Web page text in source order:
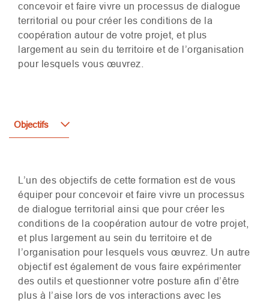
concevoir et faire vivre un processus de dialogue
territorial ou pour créer les conditions de la
coopération autour de votre projet, et plus
largement au sein du territoire et de l’organisation
pour lesquels vous œuvrez.
Objectifs
L’un des objectifs de cette formation est de vous
équiper pour concevoir et faire vivre un processus
de dialogue territorial ainsi que pour créer les
conditions de la coopération autour de votre projet,
et plus largement au sein du territoire et de
l’organisation pour lesquels vous œuvrez. Un autre
objectif est également de vous faire expérimenter
des outils et questionner votre posture afin d’être
plus à l’aise lors de vos interactions avec les